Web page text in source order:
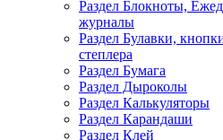
Раздел Блокноты,
журналы
Раздел Булавки,
степлера
Раздел Бумага
Раздел Дыроколы
Раздел Калькуляторы
Раздел Карандаши
Раздел Клей